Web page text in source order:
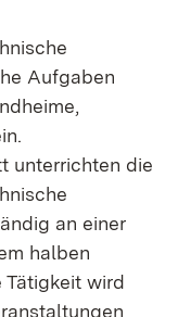
Aufgaben
unterrichten die
an einer
halben
wird